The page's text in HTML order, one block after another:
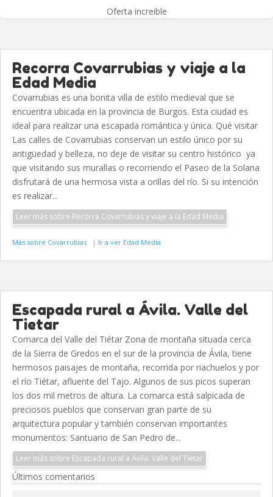
Oferta increible
Recorra Covarrubias y viaje a la
Edad Media
Covarrubias es una bonita villa de estilo medieval que se
encuentra ubicada en la provincia de Burgos. Esta ciudad es
ideal para realizar una escapada romántica y única. Qué visitar
Las calles de Covarrubias conservan un estilo único por su
antigüedad y belleza, no deje de visitar su centro histórico ya
que visitando sus murallas o recorriendo el Paseo de la Solana
disfrutará de una hermosa vista a orillas del río. Si su intención
es realizar...
Leer más sobre Recorra Covarrubias y viaje a la Edad Media
Más sobre Covarrubias | Ir a ver Edad Media
Escapada rural a Ávila. Valle del
Tietar
Comarca del Valle del Tiétar Zona de montaña situada cerca
de la Sierra de Gredos en el sur de la provincia de Ávila, tiene
hermosos paisajes de montaña, recorrida por riachuelos y por
el río Tiétar, afluente del Tajo. Algunos de sus picos superan
los dos mil metros de altura. La comarca está salpicada de
preciosos pueblos que conservan gran parte de su
arquitectura popular y también conservan importantes
monumentos: Santuario de San Pedro de...
Leer más sobre Escapada rural a Ávila. Valle del Tietar
Últimos comentarios